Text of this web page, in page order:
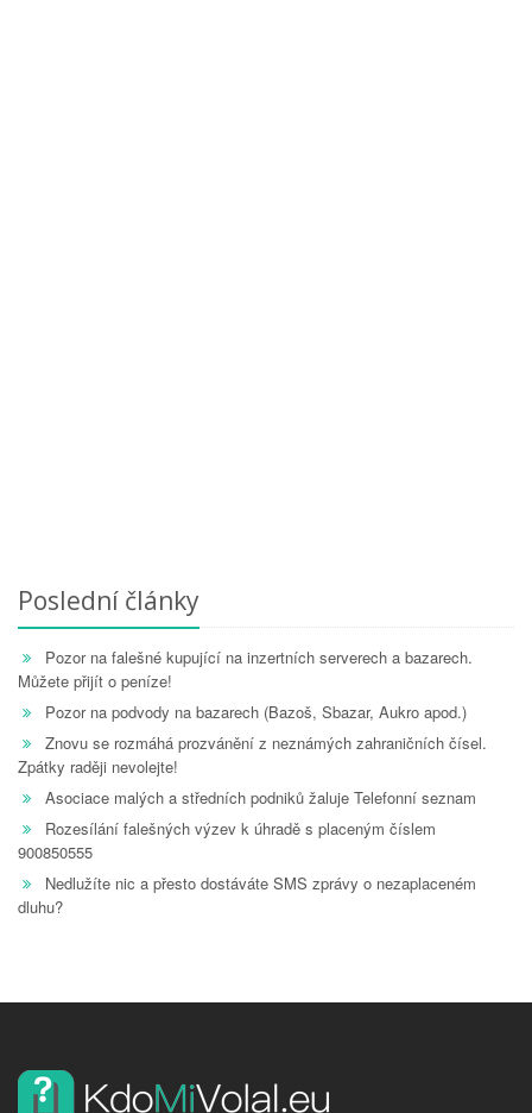
Poslední články
Pozor na falešné kupující na inzertních serverech a bazarech.
Můžete přijít o peníze!
Pozor na podvody na bazarech (Bazoš, Sbazar, Aukro apod.)
Znovu se rozmáhá prozvánění z neznámých zahraničních čísel.
Zpátky raději nevolejte!
Asociace malých a středních podniků žaluje Telefonní seznam
Rozesílání falešných výzev k úhradě s placeným číslem
900850555
Nedlužíte nic a přesto dostáváte SMS zprávy o nezaplaceném
dluhu?